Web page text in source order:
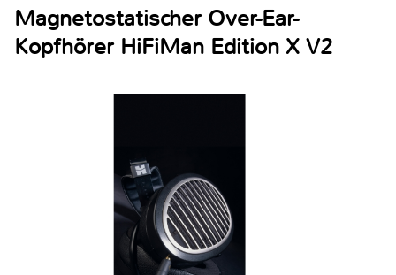
Magnetostatischer Over-Ear-
Kopfhörer HiFiMan Edition X V2